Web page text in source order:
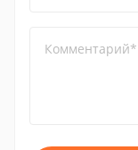
Комментарий*